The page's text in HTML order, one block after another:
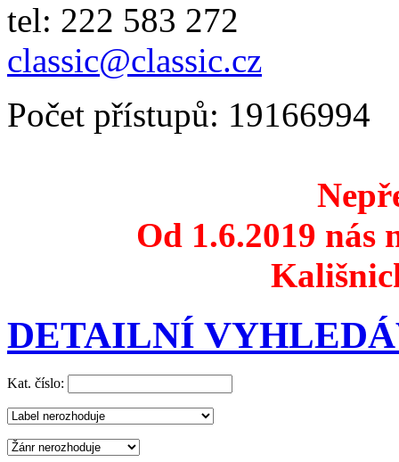
tel: 222 583 272
classic@classic.cz
Počet přístupů: 19166994
Od 1.6.2019 nás
DETAILNÍ
Kat. číslo: